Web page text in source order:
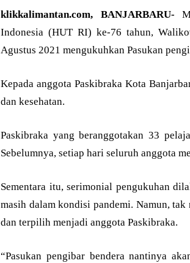
klikkalimantan.com, BANJARBARU-
Indonesia (HUT RI) ke-76 tahun,
Agustus 2021 mengukuhkan Pasukan
Kepada anggota Paskibraka Kota
dan kesehatan.
Paskibraka yang beranggotakan 33
Sebelumnya, setiap hari seluruh anggota
Sementara itu, serimonial pengukuhan
masih dalam kondisi pandemi. Namun,
dan terpilih menjadi anggota Paskibraka.
“Pasukan pengibar bendera nantinya